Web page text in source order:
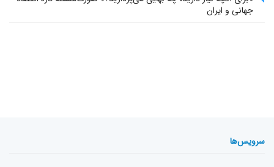
جهانی و ایران
سرویس‌ها